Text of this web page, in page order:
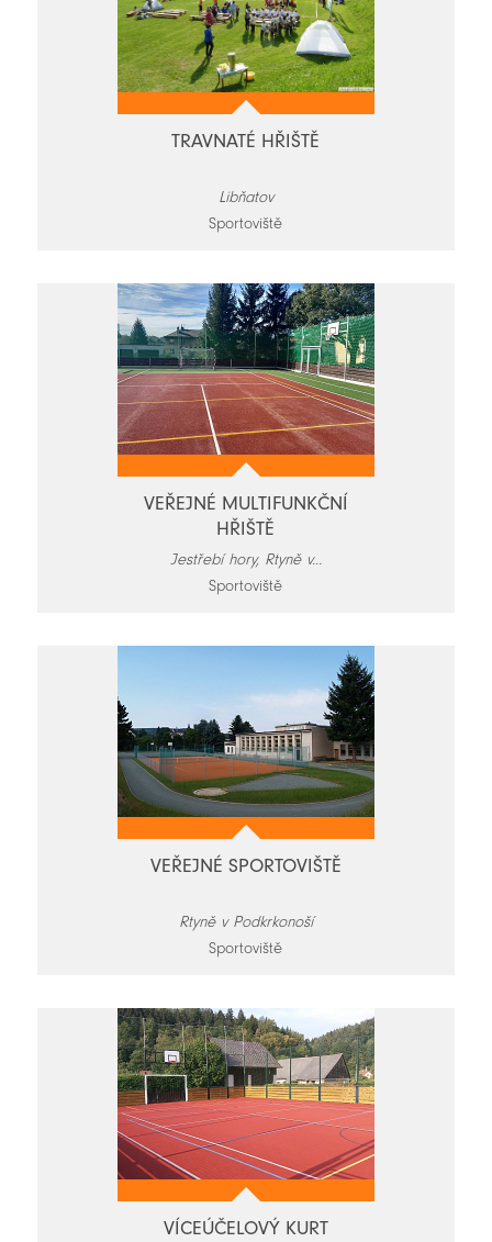
TRAVNATÉ HŘIŠTĚ
Libňatov
Sportoviště
VEŘEJNÉ MULTIFUNKČNÍ
HŘIŠTĚ
Jestřebí hory, Rtyně v...
Sportoviště
VEŘEJNÉ SPORTOVIŠTĚ
Rtyně v Podkrkonoší
Sportoviště
VÍCEÚČELOVÝ KURT